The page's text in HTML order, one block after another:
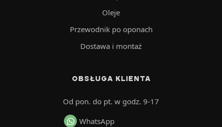
Oleje
Przewodnik po oponach
Dostawa i montaż
OBSŁUGA KLIENTA
Od pon. do pt. w godz. 9-17
WhatsApp